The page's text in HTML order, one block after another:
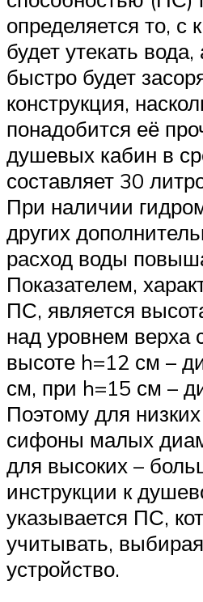
определяется то, с
будет утекать вода,
быстро будет
конструкция,
понадобится её
душевых кабин в
составляет 30
При наличии
других
расход воды
Показателем,
ПС, является
над уровнем верха
высоте h=12 см –
см, при h=15 см –
Поэтому для
сифоны малых
для высоких –
инструкции к
указывается ПС,
учитывать,
устройство.